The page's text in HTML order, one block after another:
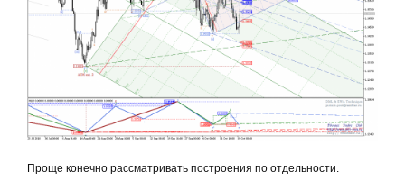
Проще конечно рассматривать построения по отдельности.